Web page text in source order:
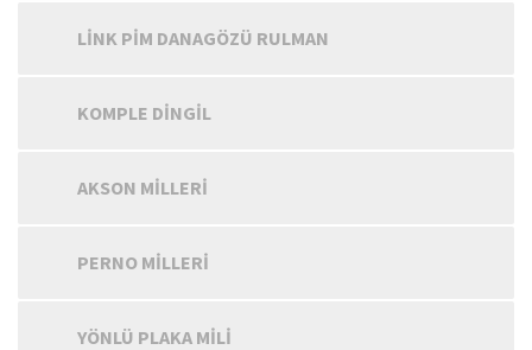
LINK PIM DANAGÖZÜ RULMAN
KOMPLE DINGIL
AKSON MILLERI
PERNO MILLERI
YÖNLÜ PLAKA MILI